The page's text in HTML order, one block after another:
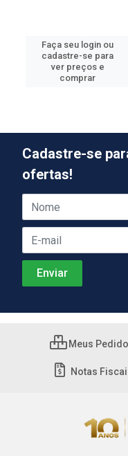
Faça seu login ou
cadastre-se para
ver preços e
comprar
Cadastre-se
ofertas!
Meus
Notas